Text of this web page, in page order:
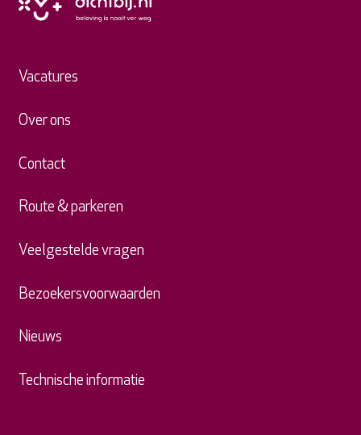
Vacatures
Over ons
Contact
Route & parkeren
Veelgestelde vragen
Bezoekersvoorwaarden
Nieuws
Technische informatie